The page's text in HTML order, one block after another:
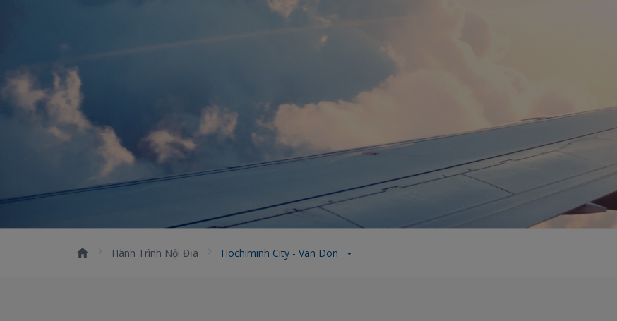
Hành Trình Nội Địa Hochiminh City - Van Don